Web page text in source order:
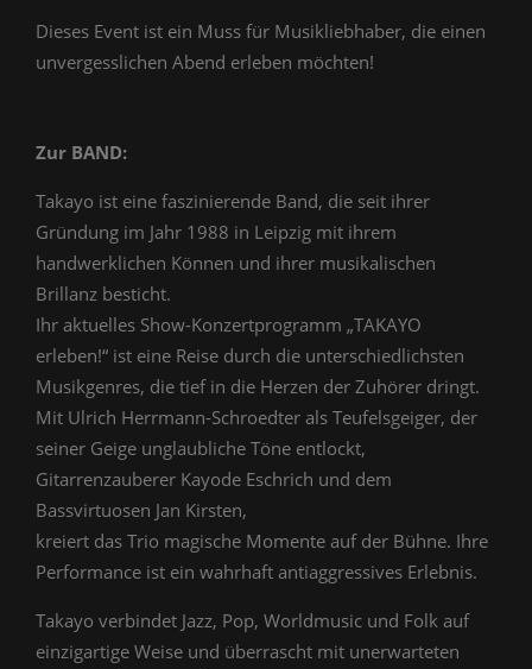
Dieses Event ist ein Muss für Musikliebhaber, die einen
unvergesslichen Abend erleben möchten!
Zur BAND:
Takayo ist eine faszinierende Band, die seit ihrer
Gründung im Jahr 1988 in Leipzig mit ihrem
handwerklichen Können und ihrer musikalischen
Brillanz besticht.
Ihr aktuelles Show-Konzertprogramm „TAKAYO
erleben!“ ist eine Reise durch die unterschiedlichsten
Musikgenres, die tief in die Herzen der Zuhörer dringt.
Mit Ulrich Herrmann-Schroedter als Teufelsgeiger, der
seiner Geige unglaubliche Töne entlockt,
Gitarrenzauberer Kayode Eschrich und dem
Bassvirtuosen Jan Kirsten,
kreiert das Trio magische Momente auf der Bühne. Ihre
Performance ist ein wahrhaft antiaggressives Erlebnis.
Takayo verbindet Jazz, Pop, Worldmusic und Folk auf
einzigartige Weise und überrascht mit unerwarteten